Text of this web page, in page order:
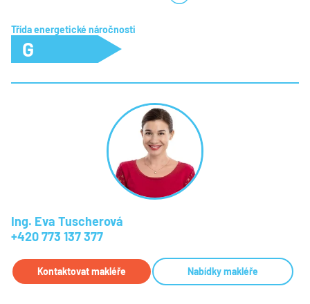
Třída energetické náročnosti
G
Ing. Eva Tuscherová
+420 773 137 377
Kontaktovat makléře Nabídky makléře